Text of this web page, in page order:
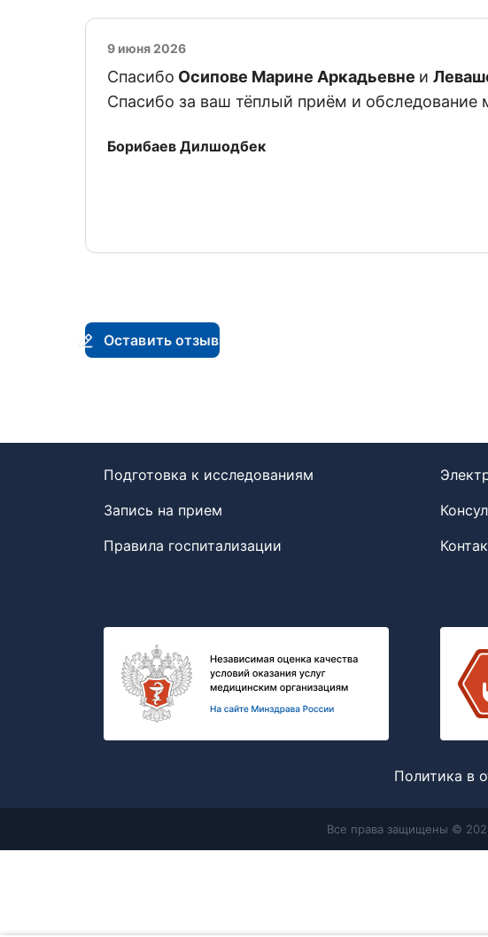
9 июня 2026
Спасибо Осипове Марине Аркадьевне и
Спасибо за ваш тёплый приём и обследование
Отзыв от
Борибаев Дилшодбек
Оставить отзыв
Подготовка к исследованиям
Запись на прием
Правила госпитализации
Политика в
Все права защищены ©